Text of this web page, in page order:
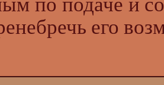
его